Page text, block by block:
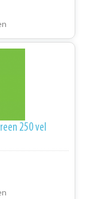
250 vel